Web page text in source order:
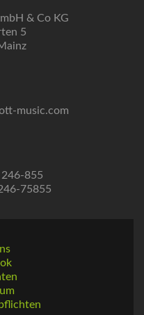
& Co KG
5
music.com
246-855
75855